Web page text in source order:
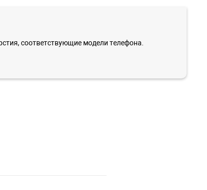
соответствующие модели телефона.